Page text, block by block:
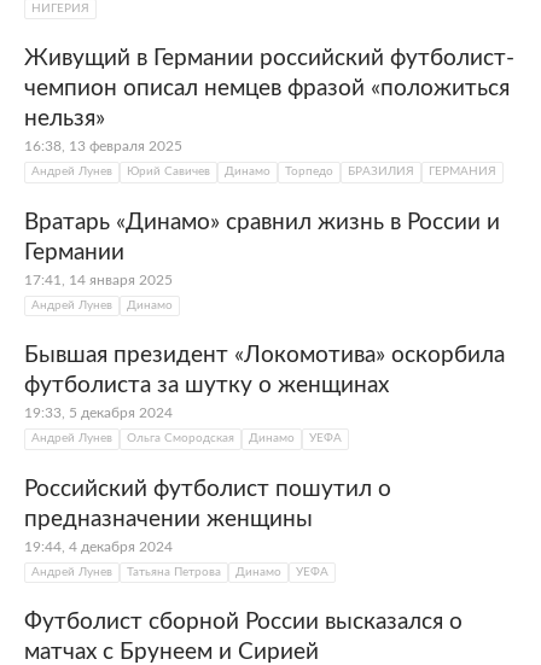
НИГЕРИЯ
Живущий в Германии российский футболист-
чемпион описал немцев фразой «положиться
нельзя»
16:38, 13 февраля 2025
Андрей Лунев Юрий Савичев Динамо Торпедо БРАЗИЛИЯ ГЕРМАНИЯ
Вратарь «Динамо» сравнил жизнь в России и
Германии
17:41, 14 января 2025
Андрей Лунев Динамо
Бывшая президент «Локомотива» оскорбила
футболиста за шутку о женщинах
19:33, 5 декабря 2024
Андрей Лунев Ольга Смородская Динамо УЕФА
Российский футболист пошутил о
предназначении женщины
19:44, 4 декабря 2024
Андрей Лунев Татьяна Петрова Динамо УЕФА
Футболист сборной России высказался о
матчах с Брунеем и Сирией